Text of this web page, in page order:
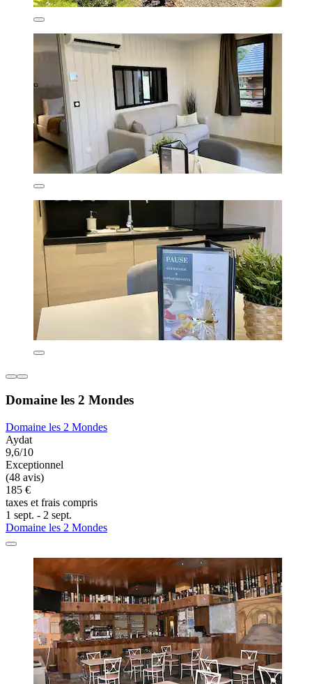
Domaine les 2 Mondes
Domaine les 2 Mondes
Aydat
9,6/10
Exceptionnel
(48 avis)
185 €
taxes et frais compris
1 sept. - 2 sept.
Domaine les 2 Mondes